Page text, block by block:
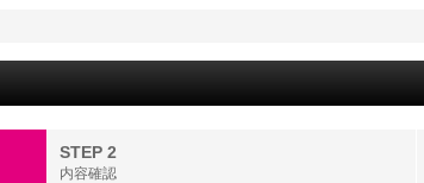
STEP 2
内容確認